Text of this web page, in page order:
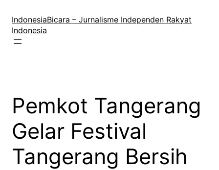
konten
IndonesiaBicara – Jurnalisme Independen Rakyat
Indonesia
Pemkot Tangerang
Gelar Festival
Tangerang Bersih